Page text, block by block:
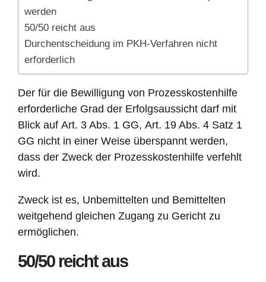
werden
50/50 reicht aus
Durchentscheidung im PKH-Verfahren nicht
erforderlich
Der für die Bewilligung von Prozesskostenhilfe
erforderliche Grad der Erfolgsaussicht darf mit
Blick auf Art. 3 Abs. 1 GG, Art. 19 Abs. 4 Satz 1
GG nicht in einer Weise überspannt werden,
dass der Zweck der Prozesskostenhilfe verfehlt
wird.
Zweck ist es, Unbemittelten und Bemittelten
weitgehend gleichen Zugang zu Gericht zu
ermöglichen.
50/50 reicht aus